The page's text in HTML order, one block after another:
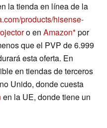
la tienda en línea de la
products/hisense-
o en Amazon por
que el PVP de 6.999
esta oferta. En
en tiendas de terceros
Unido, donde cuesta
en la UE, donde tiene un